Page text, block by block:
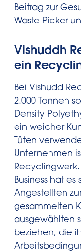
Beitrag zur
Waste Picker
Vishuddh
ein
Bei Vishudd
2.000 Tonnen
Density
ein weicher
Tüten
Unternehmen
Recyclingwerk.
Business hat es
Angestellten
gesammelten
ausgewählten
beziehen, die